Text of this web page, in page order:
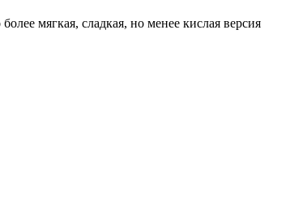
мягкая, сладкая, но менее кислая версия